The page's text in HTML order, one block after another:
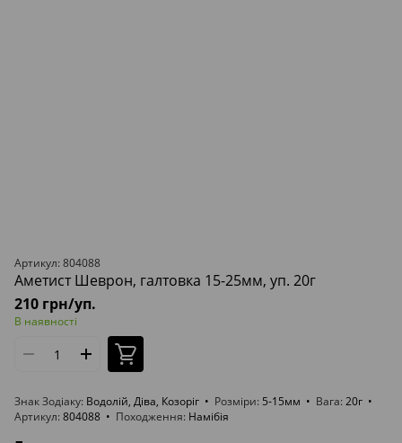
Артикул: 804088
Аметист Шеврон, галтовка 15-25мм, уп. 20г
210 грн/уп.
В наявності
Знак Зодіаку Водолій, Діва, Козоріг Розміри 5-15мм Вага 20г
Артикул 804088 Походження Намібія